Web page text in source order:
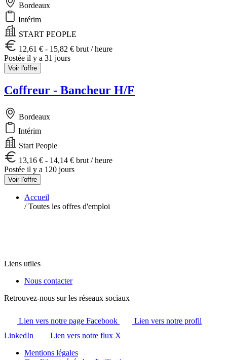
Bordeaux
Intérim
START PEOPLE
12,61 € - 15,82 € brut / heure
Postée il y a 31 jours
Voir l'offre
Coffreur - Bancheur H/F
Bordeaux
Intérim
Start People
13,16 € - 14,14 € brut / heure
Postée il y a 120 jours
Voir l'offre
Accueil
/ Toutes les offres d'emploi
Liens utiles
Nous contacter
Retrouvez-nous sur les réseaux sociaux
Lien vers notre page Facebook
Lien vers notre profil
LinkedIn
Lien vers notre flux X
Mentions légales